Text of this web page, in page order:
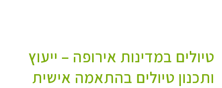
טיולים במדינות אירופה – ייעוץ
ותכנון טיולים בהתאמה אישית